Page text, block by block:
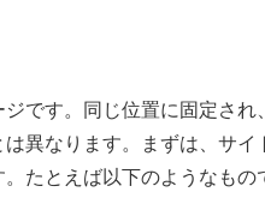
ジです。同じ位置に固定さ
は異なります。まずは、サ
たとえば以下のようなもの